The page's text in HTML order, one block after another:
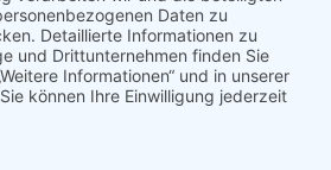
binz.de
Folgen Sie uns: